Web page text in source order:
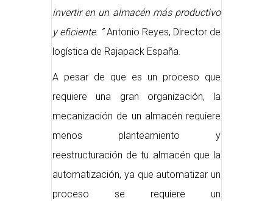
invertir en un almacén más productivo
y eficiente. ”Antonio Reyes, Director de
logística de Rajapack España.
A pesar de que es un proceso que
requiere una gran organización, la
mecanización de un almacén requiere
menos planteamiento y
reestructuración de tu almacén que la
automatización, ya que automatizar un
proceso se requiere un